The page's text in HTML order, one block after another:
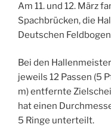
Am 11. und 12. März
Spachbrücken, die
Deutschen
Bei den
jeweils 12 Passen (5
m) entfernte
hat einen
5 Ringe unterteilt.